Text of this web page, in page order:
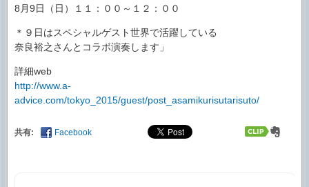
8月9日（日）１１：００～１２：００
＊９日はスペシャルゲスト世界で活躍している
奈良裕之さんとコラボ演奏します」
詳細web
http://www.a-
advice.com/tokyo_2015/guest/post_asamikurisutarisuto/
共有: Facebook